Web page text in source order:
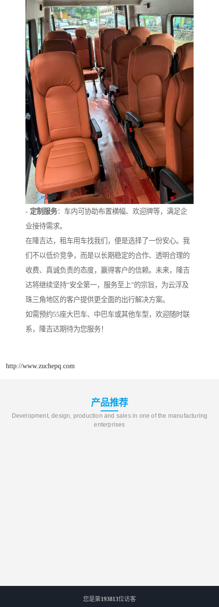
- 定制服务：车内可协助布置横幅、欢迎牌等，满足企
业接待需求。
在隆吉达，租车用车找我们，便是选择了一份安心。我
们不以低价竞争，而是以长期稳定的合作、透明合理的
收费、真诚负责的态度，赢得客户的信赖。未来，隆吉
达将继续坚持“安全第一，服务至上”的宗旨，为云浮及
珠三角地区的客户提供更全面的出行解决方案。
如需预约55座大巴车、中巴车或其他车型，欢迎随时联
系，隆吉达期待为您服务！
http://www.zuchepq.com
产品推荐
Development, design, production and sales in one of the manufacturing
enterprises
您是第193813位访客